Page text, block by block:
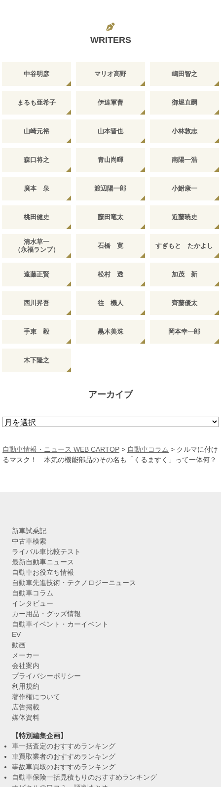
WRITERS
中谷明彦 マリオ高野 嶋田智之
まるも亜希子 伊達軍曹 御堀直嗣
山崎元裕 山本晋也 小林敦志
森口将之 青山尚暉 南陽一浩
廣本 泉 渡辺陽一郎 小鮒康一
桃田健史 藤田竜太 近藤暁史
清水草一
（永福ランプ）
石橋 寛 すぎもと たかよし
遠藤正賢 松村 透 加茂 新
西川昇吾 往 機人 齊藤優太
手束 毅 黒木美珠 岡本幸一郎
木下隆之
アーカイブ
ア
カ
イ
自動車情報・ニュース WEB CARTOP > 自動車コラム > クルマに付け
るマスク！ 本気の機能部品のその名も「くるますく」って一体何？
新車試乗記
中古車検索
ライバル車比較テスト
最新自動車ニュース
自動車お役立ち情報
自動車先進技術・テクノロジーニュース
自動車コラム
インタビュー
カー用品・グッズ情報
自動車イベント・カーイベント
EV
動画
メーカー
会社案内
プライバシーポリシー
利用規約
著作権について
広告掲載
媒体資料
【特別編集企画】
車一括査定のおすすめランキング
車買取業者のおすすめランキング
事故車買取のおすすめランキング
自動車保険一括見積もりのおすすめランキング